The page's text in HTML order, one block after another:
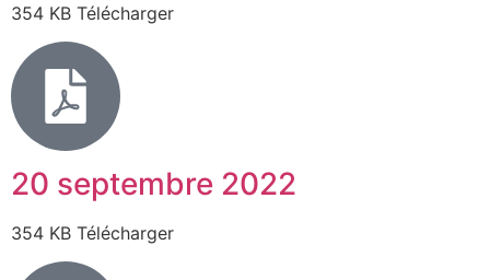
354 KB Télécharger
20 septembre 2022
354 KB Télécharger